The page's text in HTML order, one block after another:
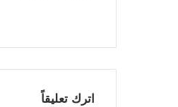
اترك تعليقاً